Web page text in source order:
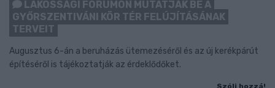
LAKOSSÁGI FÓRUMON MUTATJÁK BE A
GYŐRSZENTIVÁNI KÖR TÉR FELÚJÍTÁSÁNAK
TERVEIT
Augusztus 6-án a beruházás ütemezéséről és az új kerékpárút
építéséről is tájékoztatják az érdeklődőket.
Szólj hozzá!